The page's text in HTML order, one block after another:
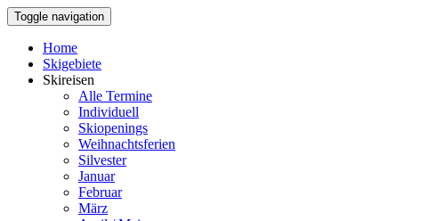
Toggle navigation
Home
Skigebiete
Skireisen
Alle Termine
Individuell
Skiopenings
Weihnachtsferien
Silvester
Januar
Februar
März